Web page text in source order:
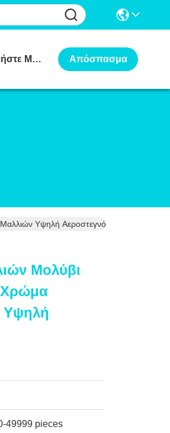
Επικοινωνήστε Μαζί Μας Απόσπασμα
Υψηλή Αεροστεγνότητα
Μολύβι
Χρώμα
Υψηλή
49999 pieces